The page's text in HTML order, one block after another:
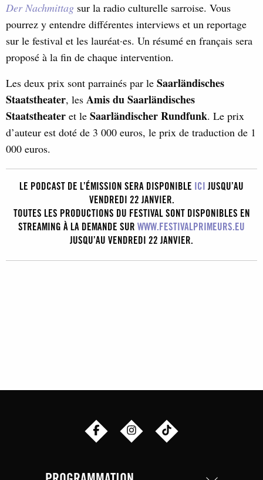
Der Nachmittag sur la radio culturelle sarroise. Vous
pourrez y entendre différentes interviews et un reportage
sur le festival et les lauréat·es. Un résumé en français sera
proposé à la fin de chaque intervention.
Les deux prix sont parrainés par le Saarländisches
Staatstheater, les Amis du Saarländisches
Staatstheater et le Saarländischer Rundfunk. Le prix
d’auteur est doté de 3 000 euros, le prix de traduction de 1
000 euros.
LE PODCAST DE L’ÉMISSION SERA DISPONIBLE ICI JUSQU’AU
VENDREDI 22 JANVIER.
TOUTES LES PRODUCTIONS DU FESTIVAL SONT DISPONIBLES EN
STREAMING À LA DEMANDE SUR WWW.FESTIVALPRIMEURS.EU
JUSQU’AU VENDREDI 22 JANVIER.